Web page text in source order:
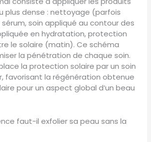
plus dense : nettoyage (parfois
soin appliqué au contour des
en hydratation, protection
le solaire (matin). Ce schéma
la pénétration de chaque soin.
la protection solaire par un soin
favorisant la régénération obtenue
pour un aspect global d’un beau
faut-il exfolier sa peau sans la